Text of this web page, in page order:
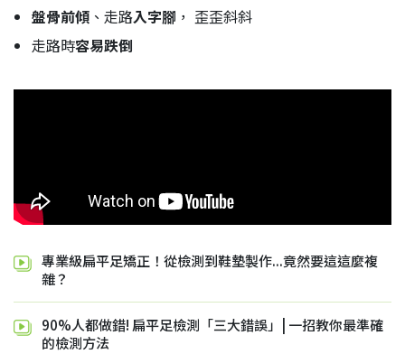
盤骨前傾 、走路入字腳 ， 歪歪斜斜
走路時容易跌倒
專業級扁平足矯正！從檢測到鞋墊製作...竟然要這這麼複
雜？
90%人都做錯! 扁平足檢測「三大錯誤」| 一招教你最準確
的檢測方法